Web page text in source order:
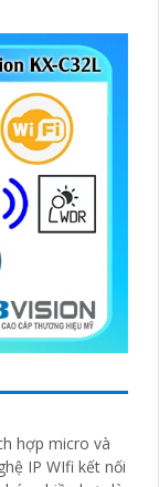
hợp micro và
IP WIfi kết nối